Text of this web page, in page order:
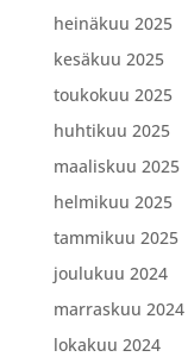
heinäkuu 2025
kesäkuu 2025
toukokuu 2025
huhtikuu 2025
maaliskuu 2025
helmikuu 2025
tammikuu 2025
joulukuu 2024
marraskuu 2024
lokakuu 2024